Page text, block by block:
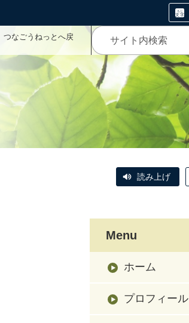
なごうねっとへ戻
読み上げ
Menu
ホーム
プロフィール